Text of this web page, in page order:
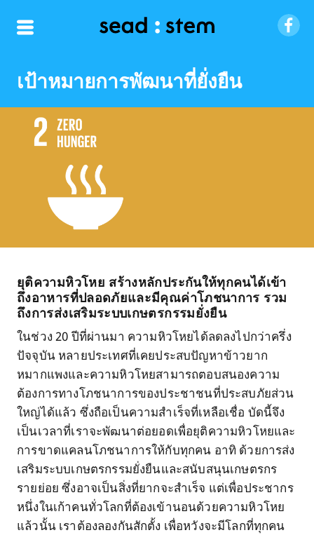
เป้าหมายการพัฒนาที่ยั่งยืน
ยุติความหิวโหย สร้างหลักประกันให้ทุกคนได้เข้า
ถึงอาหารที่ปลอดภัยและมีคุณค่าโภชนาการ รวม
ถึงการส่งเสริมระบบเกษตรกรรมยั่งยืน
ในช่วง 20 ปีที่ผ่านมา ความหิวโหยได้ลดลงไปกว่าครึ่ง
ปัจจุบัน หลายประเทศที่เคยประสบปัญหาข้าวยาก
หมากแพงและความหิวโหยสามารถตอบสนองความ
ต้องการทางโภชนาการของประชาชนที่ประสบภัยส่วน
ใหญ่ได้แล้ว ซึ่งถือเป็นความสำเร็จที่เหลือเชื่อ บัดนี้จึง
เป็นเวลาที่เราจะพัฒนาต่อยอดเพื่อยุติความหิวโหยและ
การขาดแคลนโภชนาการให้กับทุกคน อาทิ ด้วยการส่ง
เสริมระบบเกษตรกรรมยั่งยืนและสนับสนุนเกษตรกร
รายย่อย ซึ่งอาจเป็นสิ่งที่ยากจะสำเร็จ แต่เพื่อประชากร
หนึ่งในเก้าคนทั่วโลกที่ต้องเข้านอนด้วยความหิวโหย
แล้วนั้น เราต้องลองกันสักตั้ง เพื่อหวังจะมีโลกที่ทุกคน